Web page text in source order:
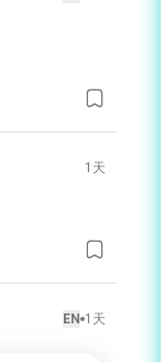
1天
EN 1天